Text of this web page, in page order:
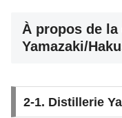
À propos de
Yamazaki/
2-1. Distillerie